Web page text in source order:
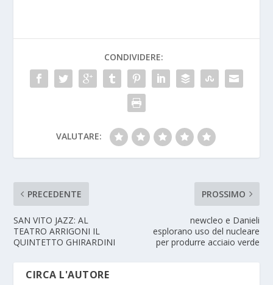
CONDIVIDERE:
VALUTARE:
PRECEDENTE
SAN VITO JAZZ: AL
TEATRO ARRIGONI IL
QUINTETTO GHIRARDINI
PROSSIMO
newcleo e Danieli
esplorano uso del nucleare
per produrre acciaio verde
CIRCA L'AUTORE